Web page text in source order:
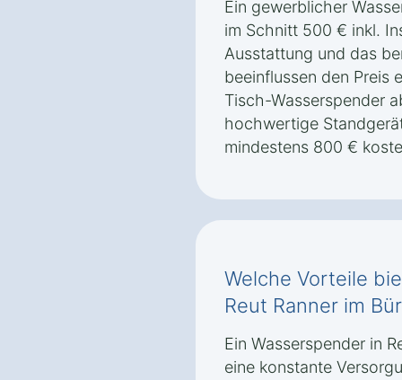
Ein gewerblicher
im Schnitt 500 € inkl.
Ausstattung und das
beeinflussen den Preis
Tisch-Wasserspender
hochwertige
mindestens 800 €
Welche Vorteile
Reut Ranner im
Ein Wasserspender in
eine konstante